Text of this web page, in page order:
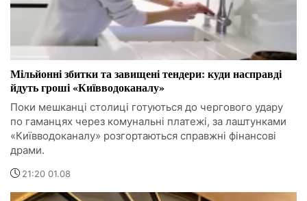
Мільйонні збитки та завищені тендери: куди насправді
йдуть гроші «Київводоканалу»
Поки мешканці столиці готуються до чергового удару
по гаманцях через комунальні платежі, за лаштунками
«Київводоканалу» розгортаються справжні фінансові
драми.
21:20 01.08